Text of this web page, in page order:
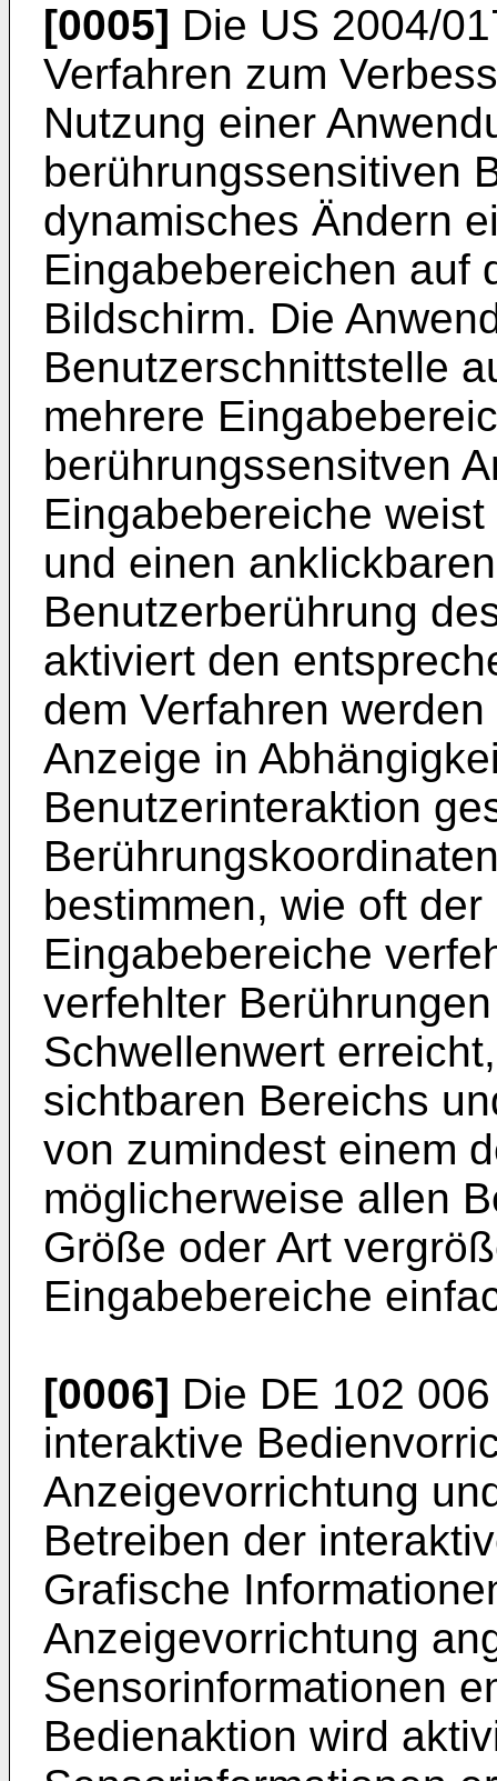
[0005] Die US 2004/
Verfahren zum
Nutzung einer
berührungssensitiven
dynamisches Ändern
Eingabebereichen auf
Bildschirm. Die
Benutzerschnittstelle
mehrere
berührungssensitven
Eingabebereiche
und einen
Benutzerberührung
aktiviert den
dem Verfahren
Anzeige in
Benutzerinteraktion
bestimmen, wie oft
Eingabebereiche
verfehlter
Schwellenwert
sichtbaren Bereichs
von zumindest einem
möglicherweise allen
Größe oder Art
Eingabebereiche
[0006] Die DE 102
interaktive
Anzeigevorrichtung
Betreiben der
Grafische
Anzeigevorrichtung
Sensorinformationen
Bedienaktion wird